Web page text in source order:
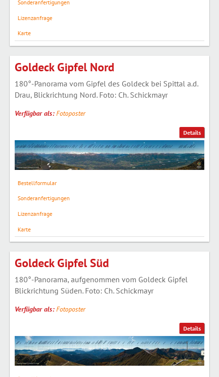
Sonderanfertigungen
Lizenzanfrage
Karte
Details
Goldeck Gipfel Nord
180°-Panorama vom Gipfel des Goldeck bei Spittal a.d.
Drau, Blickrichtung Nord. Foto: Ch. Schickmayr
Verfügbar als:Fotoposter
Bestellformular
Sonderanfertigungen
Lizenzanfrage
Karte
Details
Goldeck Gipfel Süd
180°-Panorama, aufgenommen vom Goldeck Gipfel
Blickrichtung Süden. Foto: Ch. Schickmayr
Verfügbar als:Fotoposter